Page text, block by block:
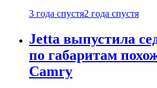
3 года спустя2 года спустя
Jetta выпустила
по габаритам
Camry